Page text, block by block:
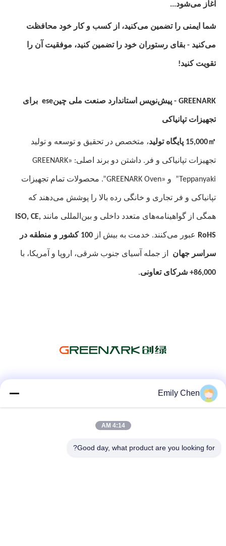
آغاز می‌شود...
شما ایمنی را تضمین می‌کنید، از کسب و کار خود محافظت
می‌کنید - بقای رستوران خود را تضمین کنید، موفقیت آن را
تقویت کنید!
GREENARK - پیش‌نویس استاندارد صنعت ملی چین ese برای
تجهیزات تپانیاکی
15,000㎡ پایگاه تولید، متخصص در تحقیق و توسعه و تولید
تجهیزات تپانیاکی و فر. داشتن دو برند اصلی: «GREENARK
Teppanyaki
” و «GREENARK Oven ”. محصولات تمام تجهیزات
تپانیاکی و فر تجاری و خانگی رده بالا را پوشش می‌دهند که
همگی از گواهینامه‌های متعدد داخلی و بین‌المللی مانند ISO, CE,
RoHS عبور می‌کنند. خدمت به بیش از 100 کشور و منطقه در
سراسر جهان از جمله آسیای جنوب شرقی، اروپا و آمریکا، با
86,000+ شرکای تعاونی .
Emily Chen
4:14 AM
Good day, what product are you looking for?